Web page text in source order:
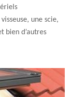
une scie,
bien d’autres